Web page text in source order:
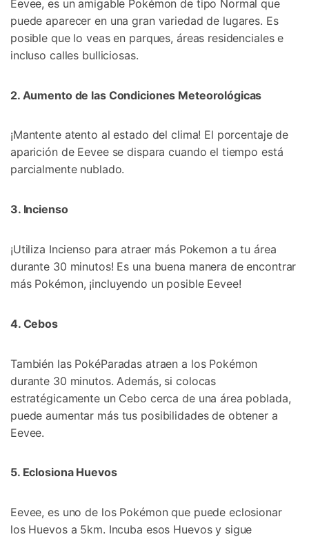
Eevee, es un amigable Pokémon de tipo Normal que
puede aparecer en una gran variedad de lugares.󠀲󠀡󠀨󠀠󠀢󠀣󠀣󠀠󠀡󠀳󠀰 Es
posible que lo veas en parques, áreas residenciales e
incluso calles bulliciosas.󠀲󠀡󠀨󠀠󠀢󠀣󠀣󠀠󠀢
2. Aumento de las Condiciones Meteorológicas󠀲󠀡󠀨󠀠󠀢󠀣󠀣󠀠󠀣
¡Mantente atento al estado del clima!󠀰 El porcentaje de
aparición de Eevee se dispara cuando el tiempo está
parcialmente nublado.󠀲󠀡󠀨󠀠󠀢󠀣󠀣󠀠󠀥
3. Incienso󠀲󠀡󠀨󠀠󠀢󠀣󠀣󠀠󠀦󠀳
¡Utiliza Incienso para atraer más Pokemon a tu área
durante 30 minutos!󠀲󠀡󠀨󠀠󠀢󠀣󠀣󠀠󠀧󠀳󠀰 Es una buena manera de encontrar
más Pokémon, ¡incluyendo un posible Eevee!󠀲󠀡󠀨󠀠󠀢󠀣󠀣󠀠󠀨
4. Cebos
También las PokéParadas atraen a los Pokémon
durante 30 minutos.󠀲󠀡󠀨󠀠󠀢󠀣󠀣󠀡󠀠󠀳 Además, si colocas
estratégicamente un Cebo cerca de una área poblada,
puede aumentar más tus posibilidades de obtener a
Eevee.
5. Eclosiona Huevos󠀲󠀡󠀨󠀠󠀢󠀣󠀣󠀡󠀢󠀳
Eevee, es uno de los Pokémon que puede eclosionar
los Huevos a 5km.󠀲󠀡󠀨󠀠󠀢󠀣󠀣󠀡󠀣󠀳 Incuba esos Huevos y sigue
+50M usuarios y +17 años de confianza
Desbloquea, repara y protege tu teléfono
Recupera y transfiere datos fácilmente
Abrir App Prueba Online